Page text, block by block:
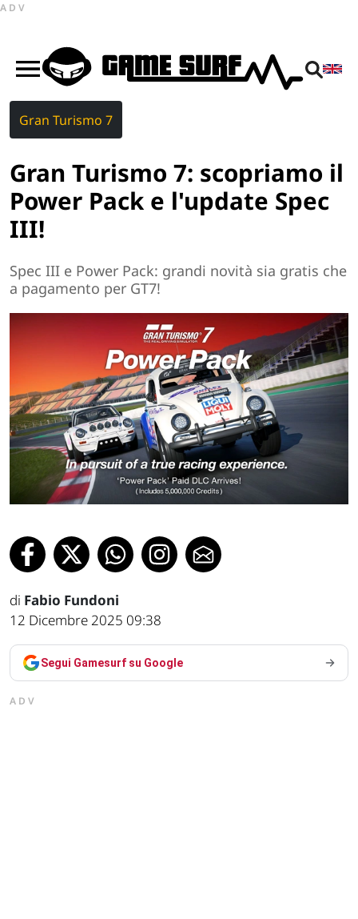
ADV
Gran Turismo 7
Gran Turismo 7: scopriamo il
Power Pack e l'update Spec
III!
Spec III e Power Pack: grandi novità sia gratis che
a pagamento per GT7!
di Fabio Fundoni
12 Dicembre 2025 09:38
Segui Gamesurf su Google
ADV